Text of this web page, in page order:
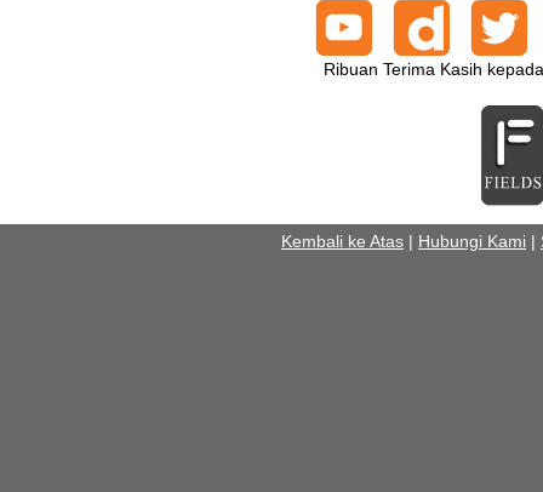
Ribuan Terima Kasih
Kembali ke Atas | Hubungi Kami |